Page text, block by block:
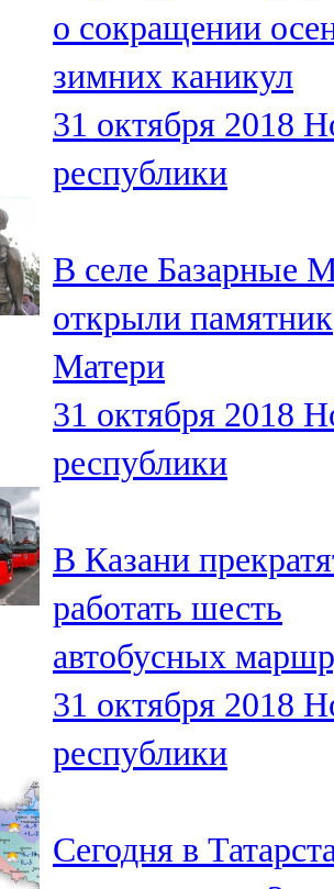
106,1 FM
Түбән Кама
102,6 FM
Чирмешән
Чистай
103,0 FM
Чүпрәле
91,0 FM
Шәмәрдән
Яңа чишмә
107,0 FM
Яр Чаллы
105,5 FM
о сокращении
зимних каникул
31 октября 2018
республики
В селе Базарные
открыли памятник
Матери
31 октября 2018
республики
В Казани
работать шесть
автобусных
31 октября 2018
республики
Сегодня в